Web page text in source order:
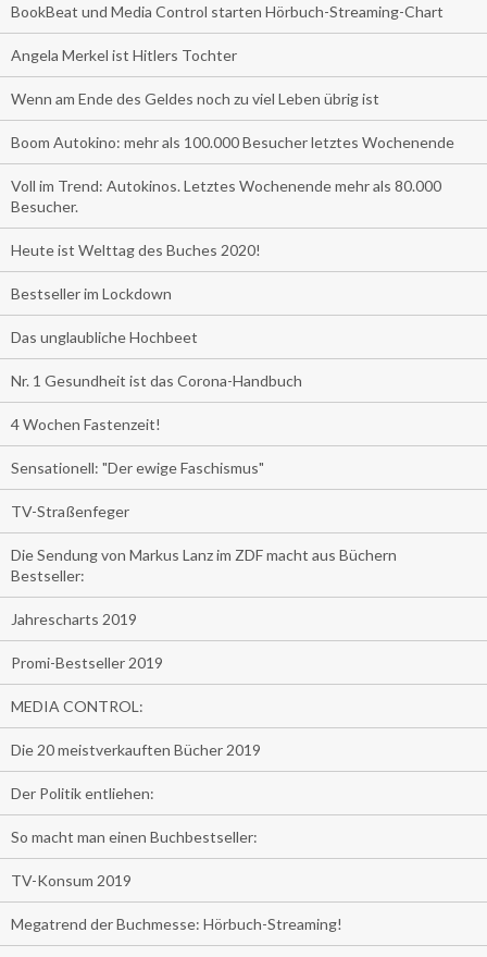
BookBeat und Media Control starten Hörbuch-Streaming-Chart
Angela Merkel ist Hitlers Tochter
Wenn am Ende des Geldes noch zu viel Leben übrig ist
Boom Autokino: mehr als 100.000 Besucher letztes Wochenende
Voll im Trend: Autokinos. Letztes Wochenende mehr als 80.000
Besucher.
Heute ist Welttag des Buches 2020!
Bestseller im Lockdown
Das unglaubliche Hochbeet
Nr. 1 Gesundheit ist das Corona-Handbuch
4 Wochen Fastenzeit!
Sensationell: "Der ewige Faschismus"
TV-Straßenfeger
Die Sendung von Markus Lanz im ZDF macht aus Büchern
Bestseller:
Jahrescharts 2019
Promi-Bestseller 2019
MEDIA CONTROL:
Die 20 meistverkauften Bücher 2019
Der Politik entliehen:
So macht man einen Buchbestseller:
TV-Konsum 2019
Megatrend der Buchmesse: Hörbuch-Streaming!